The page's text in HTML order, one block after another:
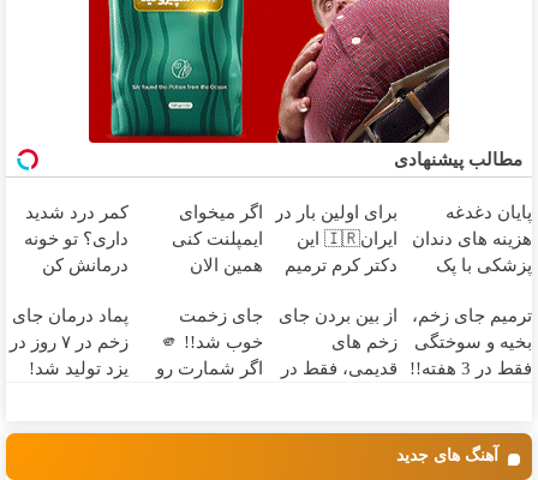
مطالب پیشنهادی
پایان دغدغه
هزینه های دندان
پزشکی با پک
خانگی
برای اولین بار در
ایران🇮🇷 این
دکتر کرم ترمیم
ساخت!
اگر میخوای
ایمپلنت کنی
همین الان
۲۵ میلیون
تومان!!!
کمر درد شدید
داری؟ تو خونه
درمانش کن
پرکن)
ترمیم جای زخم،
بخیه و سوختگی
فقط در 3 هفته!!
از بین بردن جای
زخم های
قدیمی، فقط در
جای زخمت
خوب شد!! 🫵
اگر شمارت رو
پماد درمان جای
زخم در ۷ روز در
یزد تولید شد!
آهنگ های جدید